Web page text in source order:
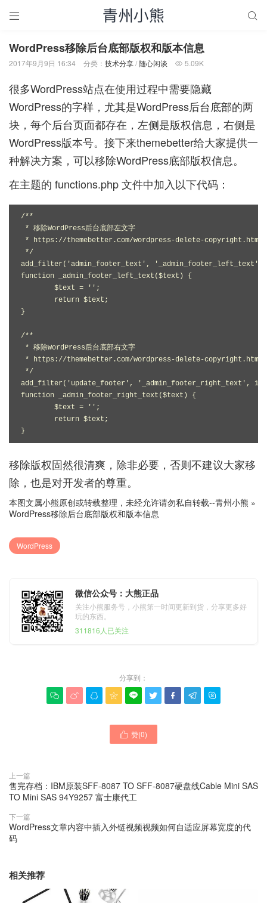
 
WordPress移除后台底部版权和版本信息
2017年9月9日 16:34 分类： 技术分享/随心闲谈  5.09K
很多WordPress站点在使用过程中需要隐藏
WordPress的字样，尤其是WordPress后台底部的两
块，每个后台页面都存在，左侧是版权信息，右侧是
WordPress版本号。接下来themebetter给大家提供一
种解决方案，可以移除WordPress底部版权信息。
在主题的 functions.php 文件中加入以下代码：
/**
* 移除WordPress后台底部左文字
* https://themebetter.com/wordpress-delete-copyright.html
*/
add_filter('admin_footer_text', '_admin_footer_left_text');
function _admin_footer_left_text($text) {
}
/**
* 移除WordPress后台底部右文字
* https://themebetter.com/wordpress-delete-copyright.html
*/
add_filter('update_footer', '_admin_footer_right_text',
function _admin_footer_right_text($text) {
}
移除版权固然很清爽，除非必要，否则不建议大家移
除，也是对开发者的尊重。
本图文属小熊原创或转载整理，未经允许请勿私自转载--青州小熊 »
WordPress移除后台底部版权和版本信息
WordPress
微信公众号：大熊正品
关注小熊服务号，小熊第一时间更新到货，分享更多好
玩的东西。
311816人已关注
分享到：
        
 赞(0)
上一篇
售完存档：IBM原装SFF-8087 TO SFF-8087硬盘线Cable Mini SAS
TO Mini SAS 94Y9257 富士康代工
下一篇
WordPress文章内容中插入外链视频视频如何自适应屏幕宽度的代
码
相关推荐